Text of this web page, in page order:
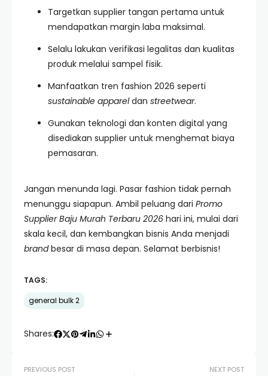
Targetkan supplier tangan pertama untuk
mendapatkan margin laba maksimal.
Selalu lakukan verifikasi legalitas dan kualitas
produk melalui sampel fisik.
Manfaatkan tren fashion 2026 seperti
sustainable appareldan streetwear.
Gunakan teknologi dan konten digital yang
disediakan supplier untuk menghemat biaya
pemasaran.
Jangan menunda lagi. Pasar fashion tidak pernah
menunggu siapapun. Ambil peluang dari Promo
Supplier Baju Murah Terbaru 2026 hari ini, mulai dari
skala kecil, dan kembangkan bisnis Anda menjadi
brandbesar di masa depan. Selamat berbisnis!
TAGS:
general bulk 2
Shares:
PREVIOUS POST NEXT POST